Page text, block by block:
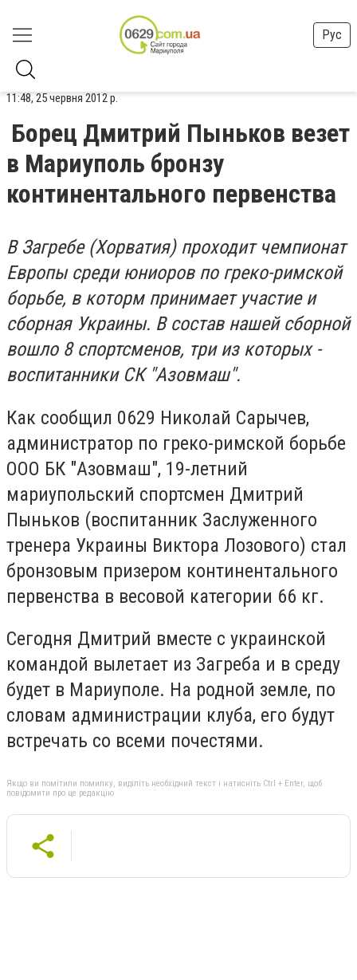
Рус
11:48, 25 червня 2012 р.
Борец Дмитрий Пыньков везет
в Мариуполь бронзу
континентального первенства
В Загребе (Хорватия) проходит чемпионат
Европы среди юниоров по греко-римской
борьбе, в которм принимает участие и
сборная Украины. В состав нашей сборной
вошло 8 спортсменов, три из которых -
воспитанники СК "Азовмаш".
Как сообщил 0629 Николай Сарычев,
администратор по греко-римской борьбе
ООО БК "Азовмаш", 19-летний
мариупольский спортсмен Дмитрий
Пыньков (воспитанник Заслуженного
тренера Украины Виктора Лозового) стал
бронзовым призером континентального
первенства в весовой категории 66 кг.
Сегодня Дмитрий вместе с украинской
командой вылетает из Загреба и в среду
будет в Мариуполе. На родной земле, по
словам администрации клуба, его будут
встречать со всеми почестями.
Якщо ви помітили помилку, виділіть необхідний текст і натисніть Ctrl + Enter, щоб
повідомити про це редакцію